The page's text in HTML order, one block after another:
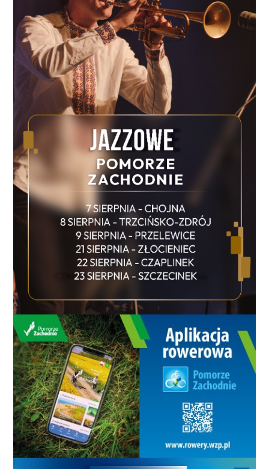
Zachodniopomorskiego. Zakończona w grudniu
przebudowa odcinka Świdwin –Połczyn-Zdrój objęła
nieco ponad 16,4 km tej drogi. Początek inwestycji
znajduje się w Świdwinie obok parkingu lokalnej
jednostki wojskowej. Po drugiej stronie jest to
przebudowane skrzyżowanie dróg wojewódzkich
152 i 163 niedaleko miejscowości Buślary, koło
Połczyna Zdroju. W miejscu klasycznego
skrzyżowania powstało tu nowoczesne rondo z
wyspami kanalizującymi ruch na wlotach. Największą
miejscowością na tym odcinku jest Redło i ono
przeszło spektakularną przemianę. Na środku
miejscowości znajduje się skrzyżowanie DW152 z
trzema drogami lokalnymi. Nowy projekt jaki został
zrealizowany to powstanie w tym miejscu ronda
okularowego. Uporządkowano też ciągi piesze i
pieszo-rowerowe. W miejscowości zbudowano
kanalizację deszczową i nowe oświetlenie.
Pierwotny projekt zakładał rozbiórkę dwóch mostów
na rzekach Rega i Mogilica. Na rzece Redze w
miejscowości Sława miał powstać nowy obiekt
mostowy, a koło miejscowości Redło na rzece
Mogilicy - nowy przepust. Ostatecznie most w
miejscowości Sława został wyłączony z realizacji i
przeniesiony do kolejnego etapu przebudowy tej
drogi, który rozpoczął się w tym roku. Na
przebudowywanym odcinku znajdowało się też
kilkanaście przepustów, które zostały rozebrane, a w
ich miejscu powstały nowe konstrukcje